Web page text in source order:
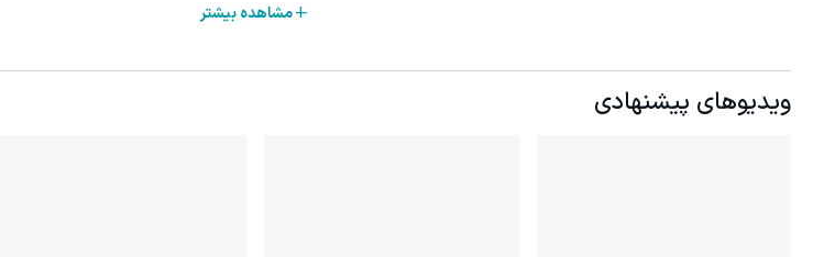
مشاهده بیشتر
ویدیوهای پیشنهادی